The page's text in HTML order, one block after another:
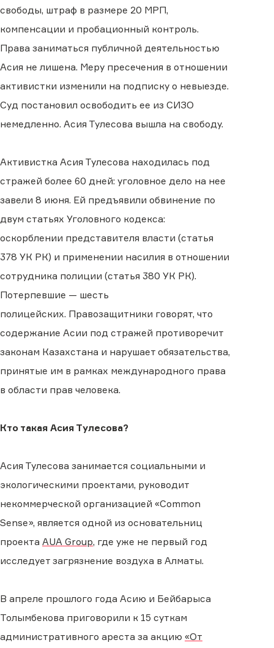
свободы, штраф в размере 20 МРП,
компенсации и пробационный контроль.
Права заниматься публичной деятельностью
Асия не лишена. Меру пресечения в отношении
активистки изменили на подписку о невыезде.
Суд постановил освободить ее из СИЗО
немедленно. Асия Тулесова вышла на свободу.
Активистка Асия Тулесова находилась под
стражей более 60 дней: уголовное дело на нее
завели 8 июня. Ей предъявили обвинение по
двум статьях Уголовного кодекса:
оскорблении представителя власти (статья
378 УК РК) и применении насилия в отношении
сотрудника полиции (статья 380 УК РК).
Потерпевшие — шесть
полицейских. Правозащитники говорят, что
содержание Асии под стражей противоречит
законам Казахстана и нарушает обязательства,
принятые им в рамках международного права
в области прав человека.
Кто такая Асия Тулесова?
Асия Тулесова занимается социальными и
экологическими проектами, руководит
некоммерческой организацией «Common
Sense», является одной из основательниц
проекта AUA Group, где уже не первый год
исследует загрязнение воздуха в Алматы.
В апреле прошлого года Асию и Бейбарыса
Толымбекова приговорили к 15 суткам
административного ареста за акцию «От